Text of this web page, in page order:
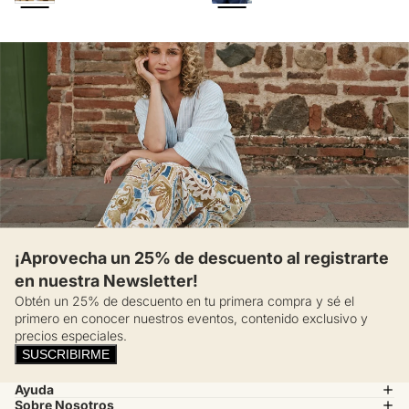
que quieres verte bien sin esforzarte demasiado, con un diseño
que dice mucho sin esfuerzo. ¡Suma actitud a tu clóset diario!
¡Aprovecha un 25% de descuento al registrarte
en nuestra Newsletter!
Obtén un 25% de descuento en tu primera compra y sé el
primero en conocer nuestros eventos, contenido exclusivo y
precios especiales.
SUSCRIBIRME
Ayuda
Sobre Nosotros